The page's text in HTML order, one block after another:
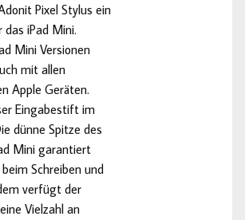
Pixel Stylus ein
iPad Mini.
Mini Versionen
mit allen
Apple Geräten.
Eingabestift im
dünne Spitze des
Mini garantiert
Schreiben und
verfügt der
Vielzahl an